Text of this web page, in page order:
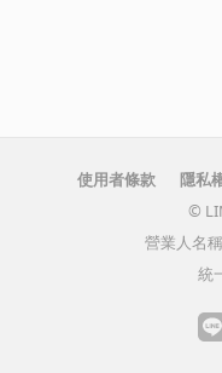
使用者條款 隱私
©
營業人名
統